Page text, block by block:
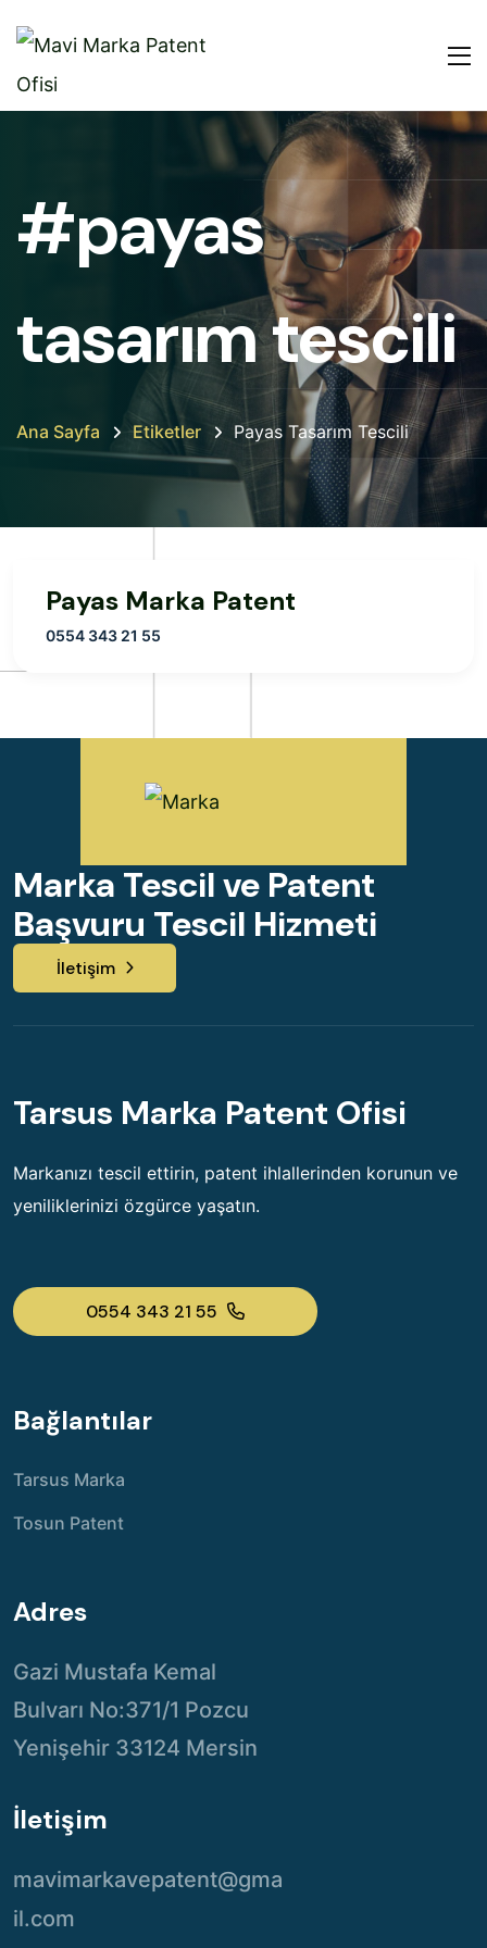
#payas
tasarım tescili
Ana Sayfa Etiketler Payas Tasarım Tescili
Payas Marka Patent
0554 343 21 55
Marka Tescil ve Patent
Başvuru Tescil Hizmeti
İletişim
Tarsus Marka Patent Ofisi
Markanızı tescil ettirin, patent ihlallerinden korunun ve
yeniliklerinizi özgürce yaşatın.
0554 343 21 55
Bağlantılar
Tarsus Marka
Tosun Patent
Adres
Gazi Mustafa Kemal
Bulvarı No:371/1 Pozcu
Yenişehir 33124 Mersin
İletişim
mavimarkavepatent@gma
il.com